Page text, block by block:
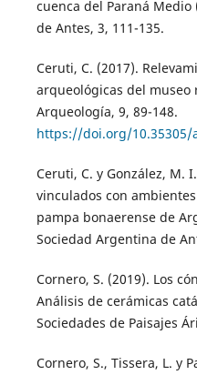
cuenca del Paraná
de Antes, 3, 111-135.
Ceruti, C. (2017).
arqueológicas del museo
Arqueología, 9, 89-148.
https://doi.org/10.35305/
Ceruti, C. y González, M.
vinculados con
pampa bonaerense de
Sociedad Argentina de
Cornero, S. (2019). Los
Análisis de cerámicas
Sociedades de Paisajes
Cornero, S., Tissera, L. y